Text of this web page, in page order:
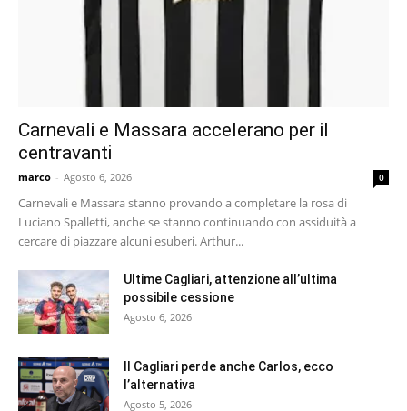
Carnevali e Massara accelerano per il
centravanti
marco - Agosto 6, 2026 0
Carnevali e Massara stanno provando a completare la rosa di
Luciano Spalletti, anche se stanno continuando con assiduità a
cercare di piazzare alcuni esuberi. Arthur...
Ultime Cagliari, attenzione all’ultima
possibile cessione
Agosto 6, 2026
Il Cagliari perde anche Carlos, ecco
l’alternativa
Agosto 5, 2026